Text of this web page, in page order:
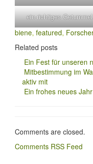
ein richtiges
biene, featured,
Related posts
Ein Fest für unseren
Mitbestimmung im
aktiv mit
Ein frohes neues Jahr
Comments are closed.
Comments RSS Feed